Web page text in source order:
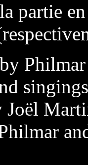
partie
Philmar
Joël